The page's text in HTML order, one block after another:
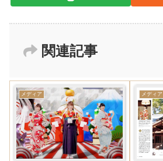
関連記事
メディア メディア